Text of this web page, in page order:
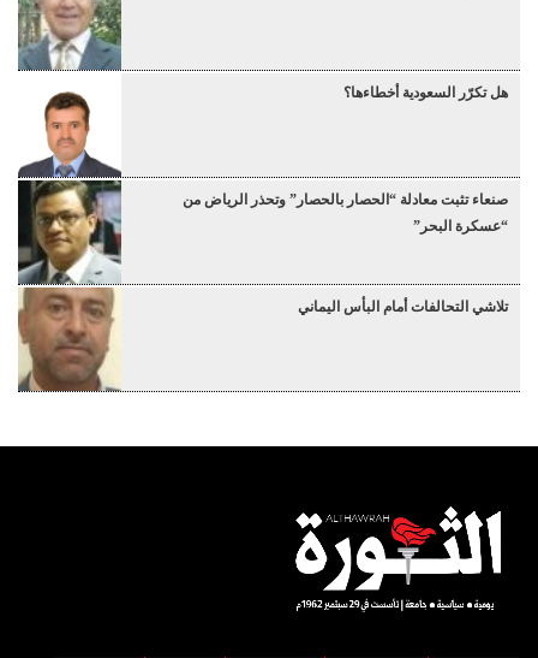
هل تكرّر السعودية أخطاءها؟
صنعاء تثبت معادلة “الحصار بالحصار” وتحذر الرياض من
“عسكرة البحر”
تلاشي التحالفات أمام البأس اليماني